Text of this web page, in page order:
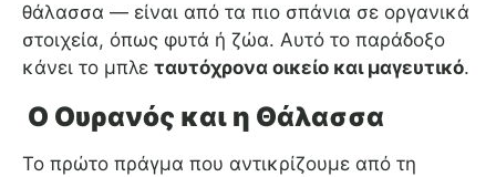
θάλασσα — είναι από τα πιο σπάνια σε οργανικά
στοιχεία, όπως φυτά ή ζώα. Αυτό το παράδοξο
κάνει το μπλε ταυτόχρονα οικείο και μαγευτικό.
Ο Ουρανός και η Θάλασσα
Το πρώτο πράγμα που αντικρίζουμε από τη